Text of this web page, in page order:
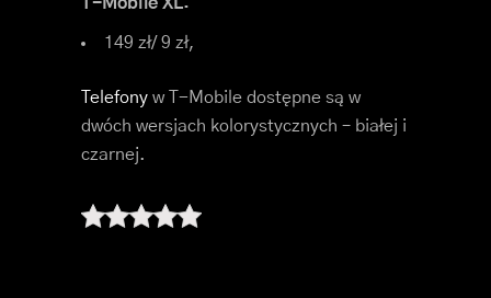
T-Mobile XL:
149 zł/ 9 zł,
Telefony w T-Mobile dostępne są w
dwóch wersjach kolorystycznych – białej i
czarnej.